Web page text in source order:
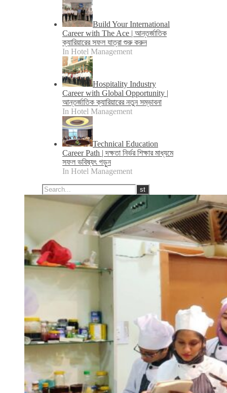
Build Your International
Career with The Ace | আন্তর্জাতিক
ক্যারিয়ারের সফল যাত্রা শুরু করুন
In Hotel Management
Hospitality Industry
Career with Global Opportunity |
আন্তর্জাতিক ক্যারিয়ারের নতুন সম্ভাবনা
In Hotel Management
Technical Education
Career Path | দক্ষতা নির্ভর শিক্ষার মাধ্যমে
সফল ভবিষ্যৎ গড়ুন
In Hotel Management